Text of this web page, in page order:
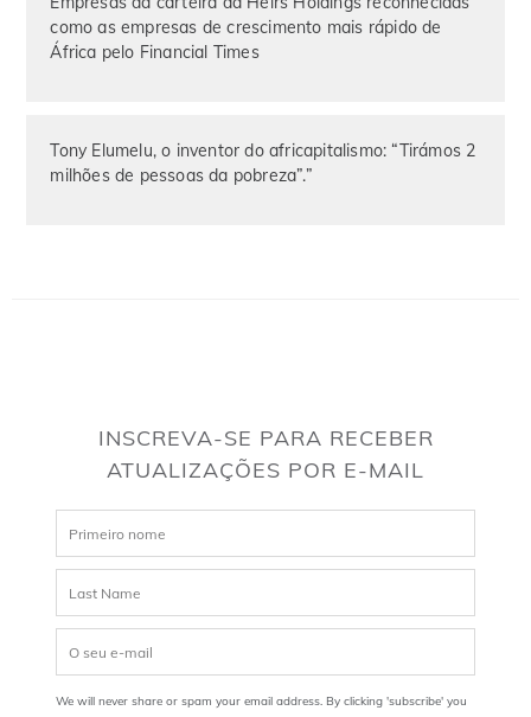
como as empresas de crescimento mais rápido de
África pelo Financial Times
Tony Elumelu, o inventor do africapitalismo: “Tirámos 2
milhões de pessoas da pobreza”.”
INSCREVA-SE PARA RECEBER
ATUALIZAÇÕES POR E-MAIL
We will never share or spam your email address. By clicking 'subscribe' you